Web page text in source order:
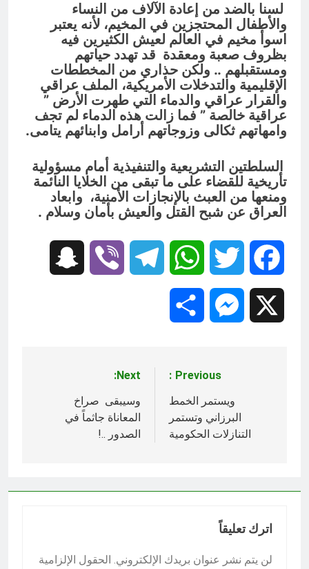
لسنا بالضد من إعادة الآلاف من النساء
والأطفال المحتجزين في المخيم، لأنه يعتبر
اسوأ مخيم في العالم لعيش الكثيرين فيه
بظروف صعبة ومعقدة قد تهدد حياتهم
ومستقبلهم .. ولكن حذاري من المخططات
الإقليمية والتدخلات الأمريكية، الملف عراقي
والقرار عراقي والدماء التي طهرت الأرض ”
عراقية خالصة ” فما زالت هذه الدماء لم تجف
وامهاتهم ثكالى وزوجاتهم أرامل وابنائهم يتامى.
السلطتين التشريعية والتنفيذية أمام مسؤولية
تأريخية للقضاء على ما تبقى من الخلايا النائمة
ومنعها من العبث بالإنجازات الأمنية، وابعاد
العراق عن شبح القتل والعيش بأمان وسلام .
Facebook
Twitter
WhatsApp
Telegram
Viber
Messenger
المقالات
Previous:
ويستمر الخمط
البرزاني وتستمر
التنازلات الحكومية
Next:
وسيبقى صراخ
المعاناة جاثماً في
الصدور ..!
اترك تعليقاً
لن يتم نشر عنوان بريدك الإلكتروني. الحقول الإلزامية